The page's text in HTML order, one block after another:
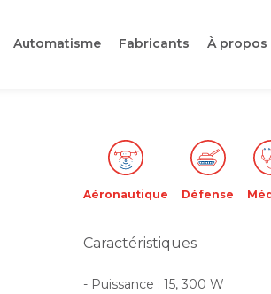
Automatisme Fabricants À propos
Aéronautique Défense
Caractéristiques
- Puissance : 15, 300 W